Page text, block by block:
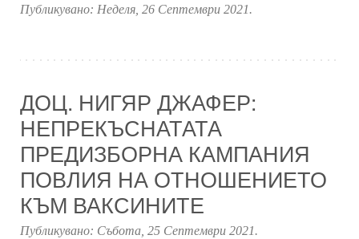
Публикувано: Неделя, 26 Септември 2021.
ДОЦ. НИГЯР ДЖАФЕР:
НЕПРЕКЪСНАТАТА
ПРЕДИЗБОРНА КАМПАНИЯ
ПОВЛИЯ НА ОТНОШЕНИЕТО
КЪМ ВАКСИНИТЕ
Публикувано: Събота, 25 Септември 2021.